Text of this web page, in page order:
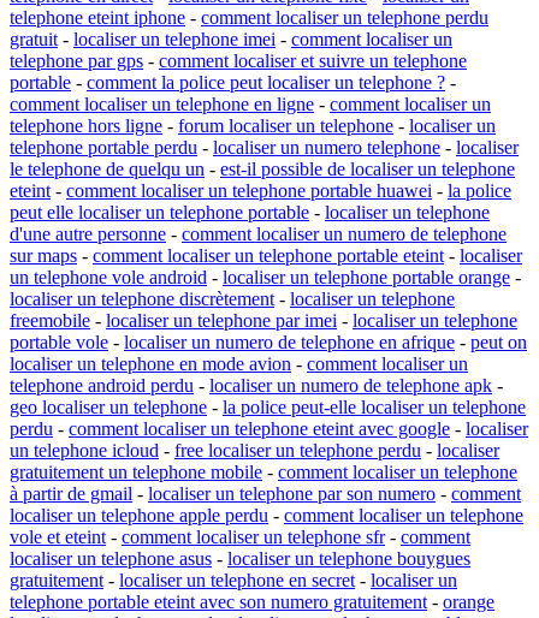
telephone eteint iphone - comment localiser un telephone perdu
gratuit - localiser un telephone imei - comment localiser un
telephone par gps - comment localiser et suivre un telephone
portable - comment la police peut localiser un telephone ? -
comment localiser un telephone en ligne - comment localiser un
telephone hors ligne - forum localiser un telephone - localiser un
telephone portable perdu - localiser un numero telephone - localiser
le telephone de quelqu un - est-il possible de localiser un telephone
eteint - comment localiser un telephone portable huawei - la police
peut elle localiser un telephone portable - localiser un telephone
d'une autre personne - comment localiser un numero de telephone
sur maps - comment localiser un telephone portable eteint - localiser
un telephone vole android - localiser un telephone portable orange -
localiser un telephone discrètement - localiser un telephone
freemobile - localiser un telephone par imei - localiser un telephone
portable vole - localiser un numero de telephone en afrique - peut on
localiser un telephone en mode avion - comment localiser un
telephone android perdu - localiser un numero de telephone apk -
geo localiser un telephone - la police peut-elle localiser un telephone
perdu - comment localiser un telephone eteint avec google - localiser
un telephone icloud - free localiser un telephone perdu - localiser
gratuitement un telephone mobile - comment localiser un telephone
à partir de gmail - localiser un telephone par son numero - comment
localiser un telephone apple perdu - comment localiser un telephone
vole et eteint - comment localiser un telephone sfr- comment
localiser un telephone asus - localiser un telephone bouygues
gratuitement - localiser un telephone en secret - localiser un
telephone portable eteint avec son numero gratuitement - orange